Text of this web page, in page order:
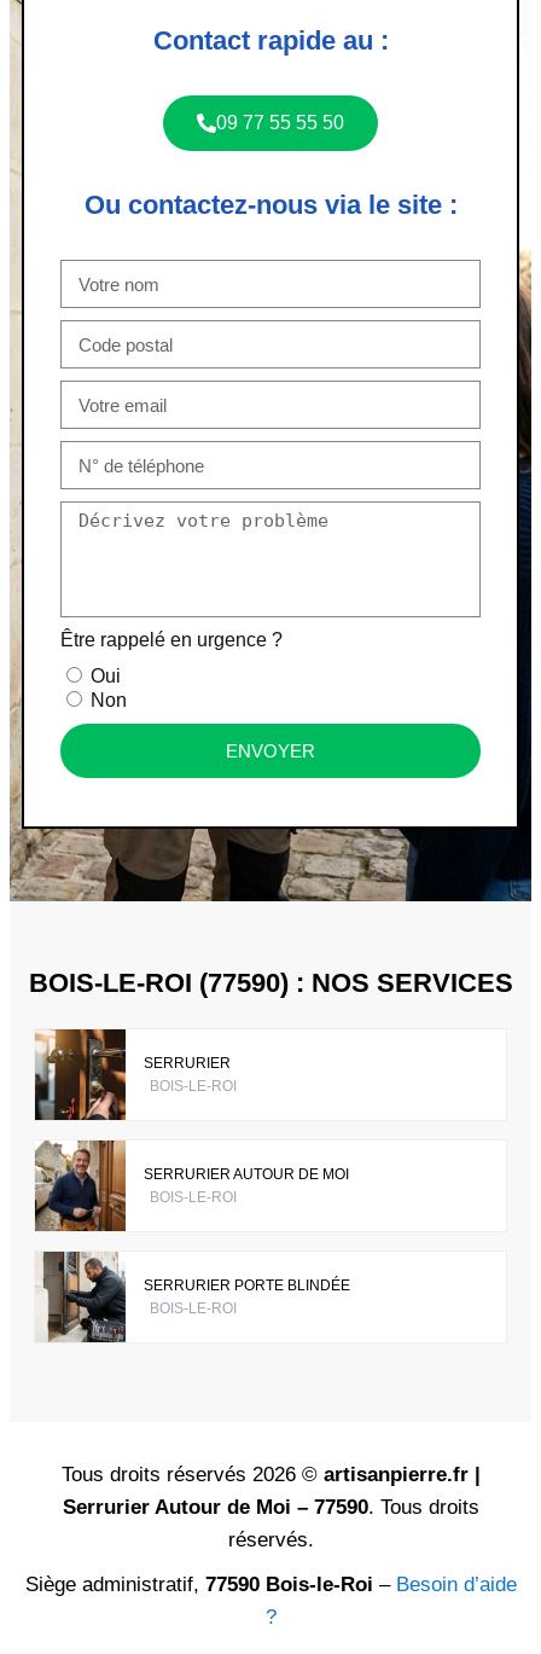
Contact rapide au :
09 77 55 55 50
Ou contactez-nous via le site :
Être rappelé en urgence ?
Oui
Non
ENVOYER
BOIS-LE-ROI (77590) : NOS SERVICES
SERRURIER
BOIS-LE-ROI
SERRURIER AUTOUR DE MOI
BOIS-LE-ROI
SERRURIER PORTE BLINDÉE
BOIS-LE-ROI
Tous droits réservés 2026 © artisanpierre.fr |
Serrurier Autour de Moi – 77590. Tous droits
réservés.
Siège administratif, 77590 Bois-le-Roi – Besoin d’aide
?